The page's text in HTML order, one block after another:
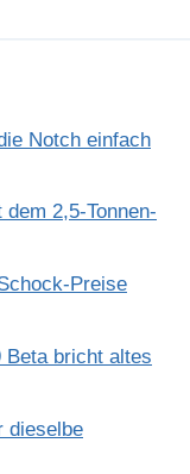
Notch einfach
2,5-Tonnen-
Preise
Beta bricht altes
dieselbe